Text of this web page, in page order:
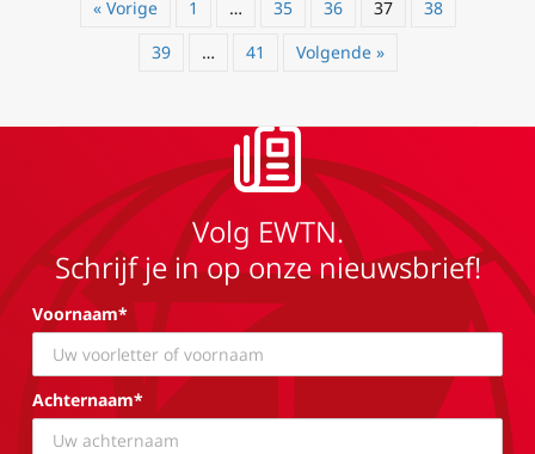
« Vorige 1 … 35 36 37
38
39
… 41 Volgende »
Volg EWTN.
Schrijf je in op onze nieuwsbrief!
Voornaam*
Achternaam*